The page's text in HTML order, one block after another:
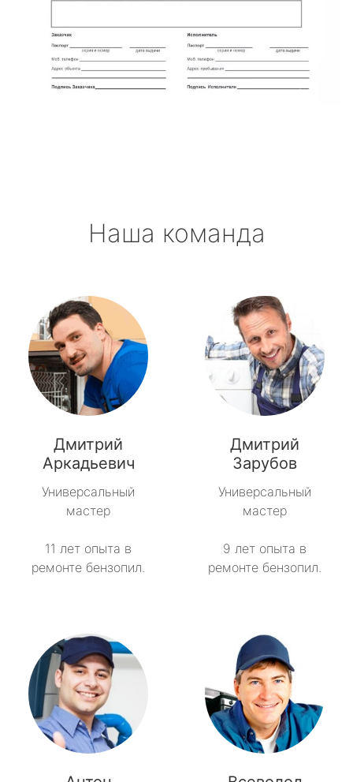
Наша команда
Дмитрий
Аркадьевич
Универсальный
мастер
11 лет опыта в
ремонте бензопил.
Дмитрий
Зарубов
Универсальный
мастер
9 лет опыта в
ремонте бензопил.